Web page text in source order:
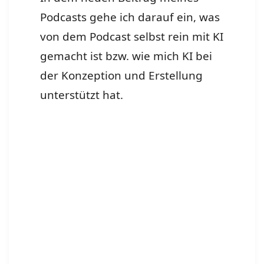
Podcasts gehe ich darauf ein, was
von dem Podcast selbst rein mit KI
gemacht ist bzw. wie mich KI bei
der Konzeption und Erstellung
unterstützt hat.